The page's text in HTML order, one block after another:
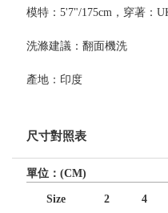
模特：5'7"/175cm，穿著：
洗滌建議：翻面機洗
產地：印度
尺寸對照表
單位：(CM)
Size 2 4